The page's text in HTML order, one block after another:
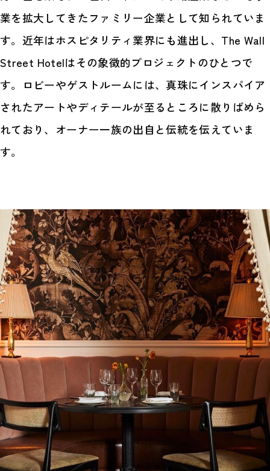
業を拡大してきたファミリー企業として知られていま
す。近年はホスピタリティ業界にも進出し、The Wall
Street Hotelはその象徴的プロジェクトのひとつで
す。ロビーやゲストルームには、真珠にインスパイア
されたアートやディテールが至るところに散りばめら
れており、オーナー一族の出自と伝統を伝えていま
す。